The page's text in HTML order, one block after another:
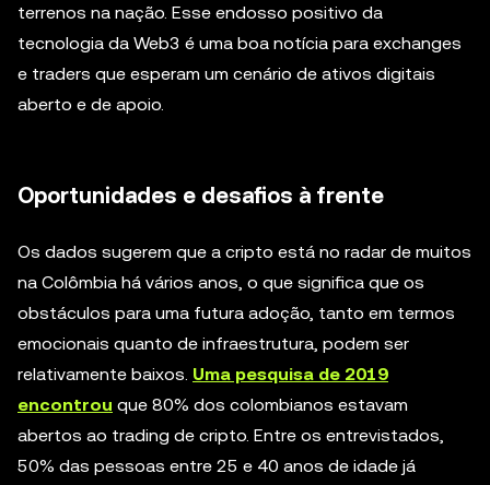
terrenos na nação. Esse endosso positivo da
tecnologia da Web3 é uma boa notícia para exchanges
e traders que esperam um cenário de ativos digitais
aberto e de apoio.
Oportunidades e desafios à frente
Os dados sugerem que a cripto está no radar de muitos
na Colômbia há vários anos, o que significa que os
obstáculos para uma futura adoção, tanto em termos
emocionais quanto de infraestrutura, podem ser
relativamente baixos. Uma pesquisa de 2019
encontrou que 80% dos colombianos estavam
abertos ao trading de cripto. Entre os entrevistados,
50% das pessoas entre 25 e 40 anos de idade já